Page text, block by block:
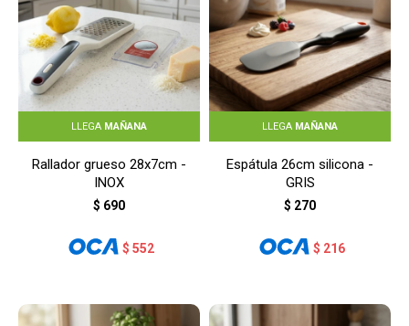
LLEGA MAÑANA
Rallador grueso 28x7cm -
INOX
$ 690
$ 552
LLEGA MAÑANA
Espátula 26cm silicona -
GRIS
$ 270
$ 216